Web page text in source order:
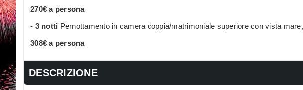
270€ a persona
- 3 notti Pernottamento in camera doppia/matrimoniale superiore con vista mare,
308€ a persona
DESCRIZIONE